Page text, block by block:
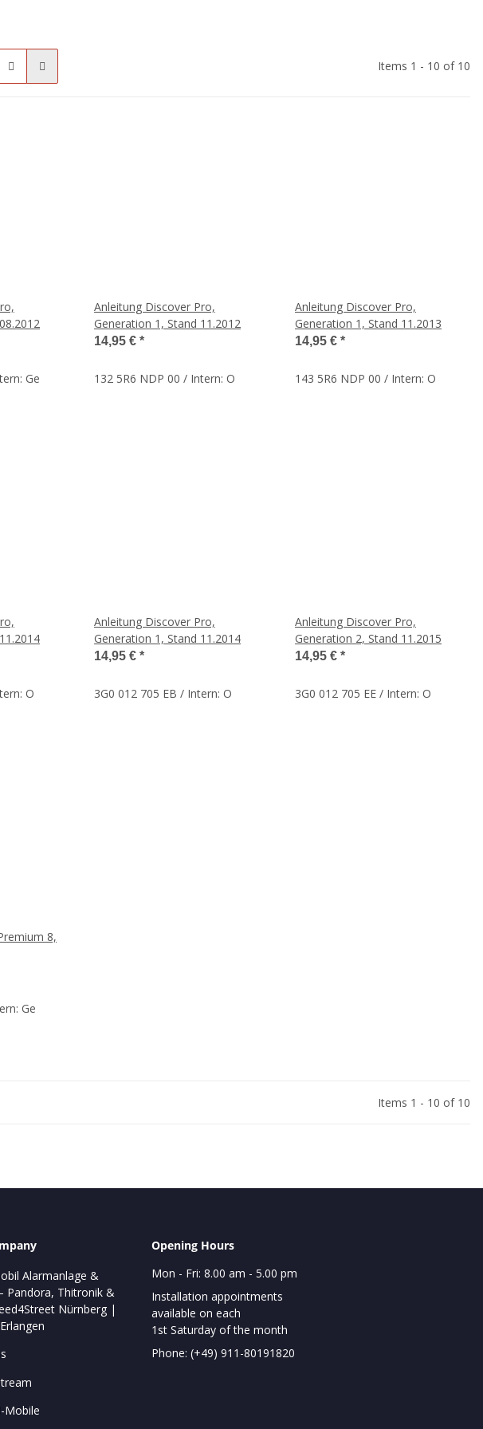
Items 1 - 10 of 10
Ge
Anleitung Discover Pro,
Generation 1, Stand 11.2012
14,95 € *
132 5R6 NDP 00 / Intern: O
Anleitung Discover Pro,
Generation 1, Stand 11.2013
14,95 € *
143 5R6 NDP 00 / Intern: O
O
Anleitung Discover Pro,
Generation 1, Stand 11.2014
14,95 € *
3G0 012 705 EB / Intern: O
Anleitung Discover Pro,
Generation 2, Stand 11.2015
14,95 € *
3G0 012 705 EE / Intern: O
8,
Ge
Items 1 - 10 of 10
Alarmanlage &
Pandora, Thitronik &
Nürnberg |
Mobile
Opening Hours
Mon - Fri: 8.00 am - 5.00 pm
Installation appointments
available on each
1st Saturday of the month
Phone: (+49) 911-80191820